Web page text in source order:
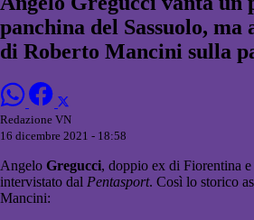
panchina del Sassuolo, ma
di Roberto Mancini sulla
Redazione VN
16 dicembre 2021 - 18:58
Angelo Gregucci, doppio ex di Fiorentina e
intervistato dal Pentasport. Così lo storico
Mancini: